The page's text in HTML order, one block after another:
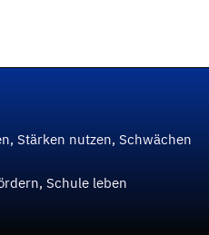
Stärken nutzen, Schwächen
Schule leben